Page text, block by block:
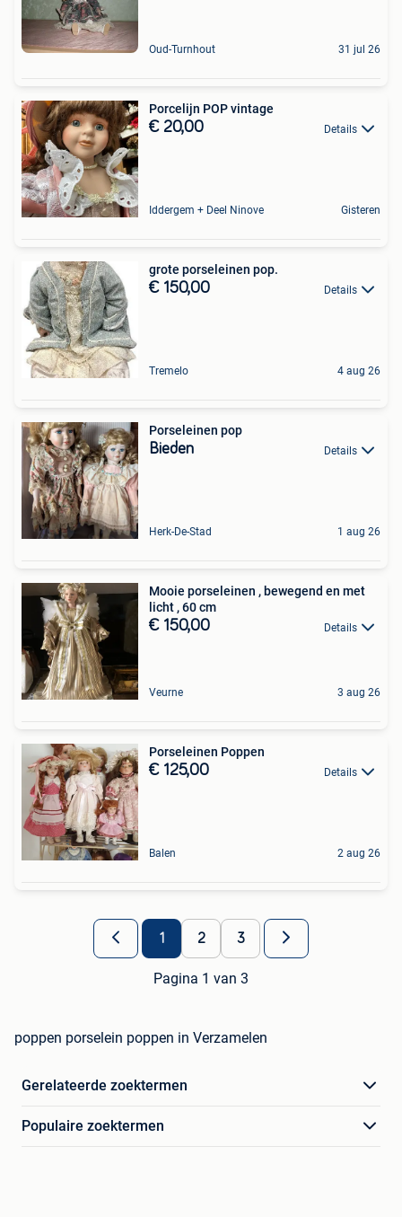
Oud-Turnhout 31 jul 26
Porcelijn POP vintage
€ 20,00 Details
Iddergem + Deel Ninove Gisteren
grote porseleinen pop.
€ 150,00 Details
Tremelo 4 aug 26
Porseleinen pop
Bieden Details
Herk-De-Stad 1 aug 26
Mooie porseleinen , bewegend en met
licht , 60 cm
€ 150,00 Details
Veurne 3 aug 26
Porseleinen Poppen
€ 125,00 Details
Balen 2 aug 26
1 2 3
Pagina 1 van 3
poppen porselein poppen in Verzamelen
Gerelateerde zoektermen
Populaire zoektermen